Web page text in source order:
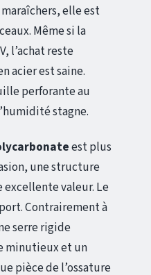
elle est
Même si la
l’achat reste
acier est saine.
perforante au
stagne.
est plus
une structure
excellente valeur. Le
Contrairement à
serre rigide
minutieux et un
pièce de l’ossature